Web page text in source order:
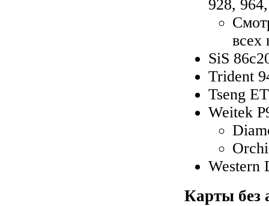
928,
всех
SiS
Trident
Tseng
Weitek
Western
Карты без